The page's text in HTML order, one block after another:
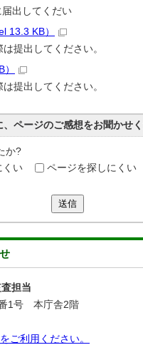
出してくだい
13.3 KB）
提出してください。
提出してください。
ページのご感想をお聞かせく
か?
くい ページを探しにくい
送信
担当
1号 本庁舎2階
ご利用ください。